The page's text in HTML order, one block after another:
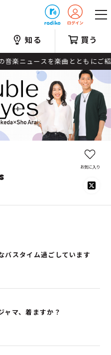
知る 買う
を楽曲とともにご紹介
お気に入り
バスタイム過ごしています
ャマ、着ますか？